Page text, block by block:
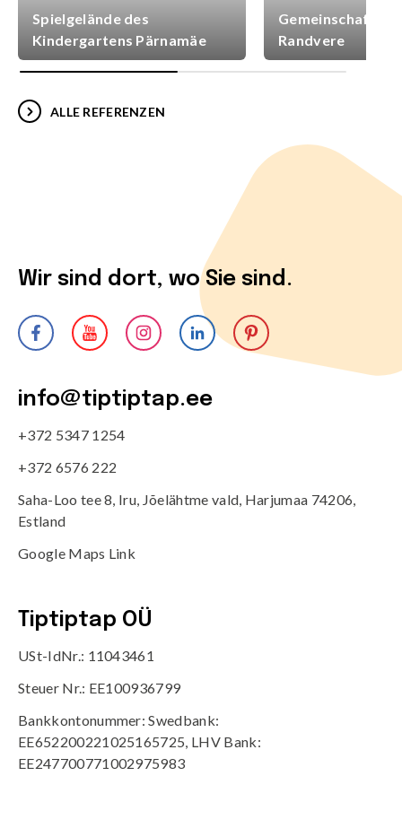
Spielgelände des
Kindergartens Pärnamäe
Randvere
ALLE REFERENZEN
Wir sind dort, wo Sie sind.
info@tiptiptap.ee
+372 5347 1254
+372 6576 222
Saha-Loo tee 8, Iru, Jõelähtme vald, Harjumaa 74206,
Estland
Google Maps Link
Tiptiptap OÜ
USt-IdNr.: 11043461
Steuer Nr.: EE100936799
Bankkontonummer: Swedbank:
EE652200221025165725, LHV Bank:
EE247700771002975983